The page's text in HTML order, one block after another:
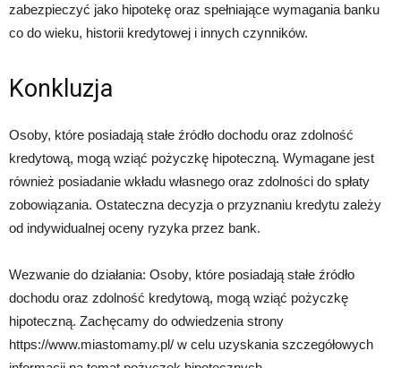
zabezpieczyć jako hipotekę oraz spełniające wymagania banku
co do wieku, historii kredytowej i innych czynników.
Konkluzja
Osoby, które posiadają stałe źródło dochodu oraz zdolność
kredytową, mogą wziąć pożyczkę hipoteczną. Wymagane jest
również posiadanie wkładu własnego oraz zdolności do spłaty
zobowiązania. Ostateczna decyzja o przyznaniu kredytu zależy
od indywidualnej oceny ryzyka przez bank.
Wezwanie do działania: Osoby, które posiadają stałe źródło
dochodu oraz zdolność kredytową, mogą wziąć pożyczkę
hipoteczną. Zachęcamy do odwiedzenia strony
https://www.miastomamy.pl/ w celu uzyskania szczegółowych